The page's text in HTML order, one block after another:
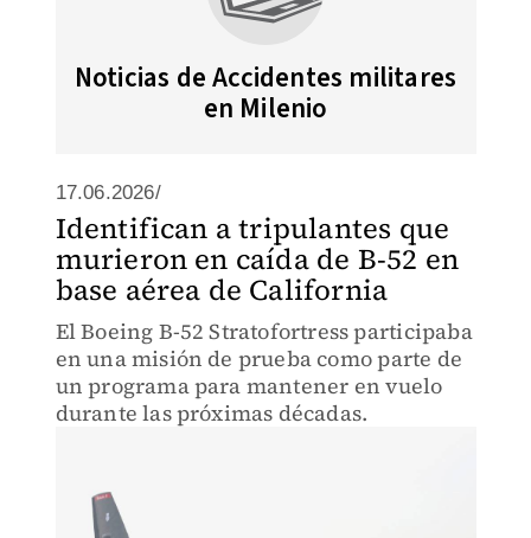
Noticias de Accidentes militares
en Milenio
17.06.2026/
Identifican a tripulantes que
murieron en caída de B-52 en
base aérea de California
El Boeing B-52 Stratofortress participaba
en una misión de prueba como parte de
un programa para mantener en vuelo
durante las próximas décadas.